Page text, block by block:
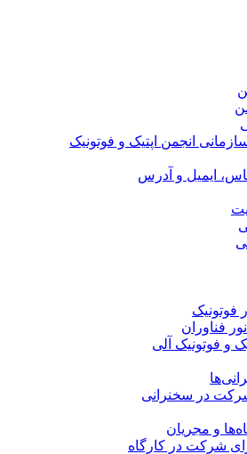
انجمن اپتیک و فوتونیک
ایمیل و آدرس
فوتونیک آلی
در سخنرانی
و مجریان
شرکت در کارگاه